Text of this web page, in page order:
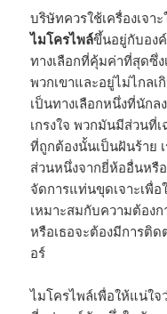
บริษัทควรใช้เครื่องเจา
ไมโครไพล์ขึ้นอยู่กับอง
ทางเลือกที่คุ้มค่าที่สุดซึ่
พวกเขาและอยู่ไม่ไกลเ
เป็นทางเลือกหนึ่งที่นัก
เกรงใจ พวกมันมีส่วนที่
ที่ถูกต้องนั้นเป็นฝันร้าย
ส่วนหนึ่งจากยี่ห้ออื่นหรื
จัดการแท่นขุดเจาะเพื่
เหมาะสมกับความต้องก
หรือเธอจะต้องมีการติ
อร์
ไมโครไพล์เพื่อให้แน่ใ